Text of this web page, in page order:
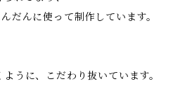
だんに使って制作しています。
うに、こだわり抜いています。